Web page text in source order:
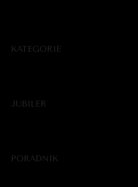
KATEGORIE
JUBILER
PORADNIK